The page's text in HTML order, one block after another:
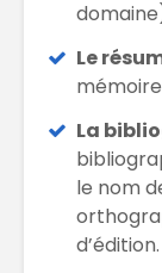
Le
La
le nom
d’édition.